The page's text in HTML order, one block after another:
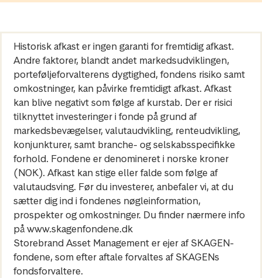
Historisk afkast er ingen garanti for fremtidig afkast.
Andre faktorer, blandt andet markedsudviklingen,
porteføljeforvalterens dygtighed, fondens risiko samt
omkostninger, kan påvirke fremtidigt afkast. Afkast
kan blive negativt som følge af kurstab. Der er risici
tilknyttet investeringer i fonde på grund af
markedsbevægelser, valutaudvikling, renteudvikling,
konjunkturer, samt branche- og selskabsspecifikke
forhold. Fondene er denomineret i norske kroner
(NOK). Afkast kan stige eller falde som følge af
valutaudsving. Før du investerer, anbefaler vi, at du
sætter dig ind i fondenes nøgleinformation,
prospekter og omkostninger. Du finder nærmere info
på www.skagenfondene.dk
Storebrand Asset Management er ejer af SKAGEN-
fondene, som efter aftale forvaltes af SKAGENs
fondsforvaltere.